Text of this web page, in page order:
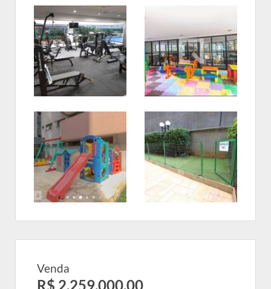
Venda
R$ 2.259.000,00